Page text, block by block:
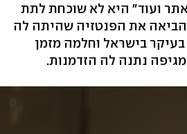
ועוד" היא לא שוכחת לתת
את הפנטזיה שהיתה לה
בעיקר בישראל וחלמה מזמן
נתנה לה הזדמנות.